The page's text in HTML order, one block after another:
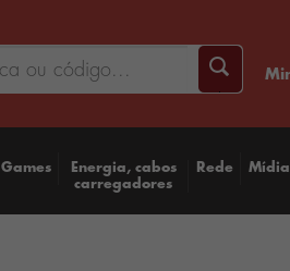
Games
Energia, cabos
carregadores
Rede